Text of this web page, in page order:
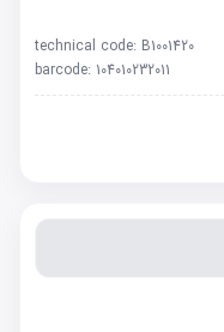
technical code: B1001420
barcode: 104010232011